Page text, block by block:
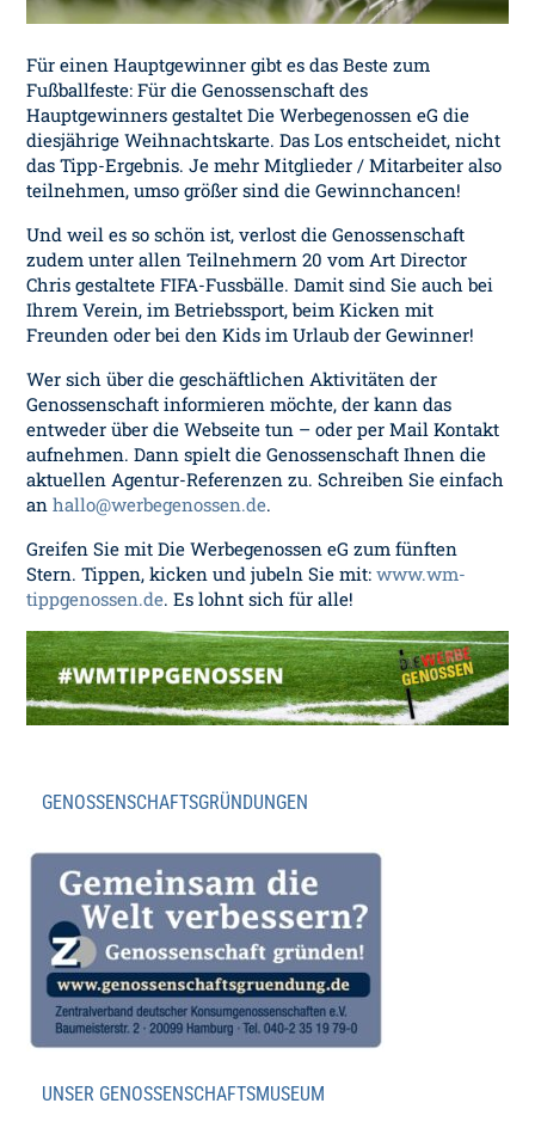
Für einen Hauptgewinner gibt es das Beste zum
Fußballfeste: Für die Genossenschaft des
Hauptgewinners gestaltet Die Werbegenossen eG die
diesjährige Weihnachtskarte. Das Los entscheidet, nicht
das Tipp-Ergebnis. Je mehr Mitglieder / Mitarbeiter also
teilnehmen, umso größer sind die Gewinnchancen!
Und weil es so schön ist, verlost die Genossenschaft
zudem unter allen Teilnehmern 20 vom Art Director
Chris gestaltete FIFA-Fussbälle. Damit sind Sie auch bei
Ihrem Verein, im Betriebssport, beim Kicken mit
Freunden oder bei den Kids im Urlaub der Gewinner!
Wer sich über die geschäftlichen Aktivitäten der
Genossenschaft informieren möchte, der kann das
entweder über die Webseite tun – oder per Mail Kontakt
aufnehmen. Dann spielt die Genossenschaft Ihnen die
aktuellen Agentur-Referenzen zu. Schreiben Sie einfach
anhallo@werbegenossen.de.
Greifen Sie mit Die Werbegenossen eG zum fünften
Stern. Tippen, kicken und jubeln Sie mit:www.wm-
tippgenossen.de. Es lohnt sich für alle!
GENOSSENSCHAFTSGRÜNDUNGEN
UNSER GENOSSENSCHAFTSMUSEUM